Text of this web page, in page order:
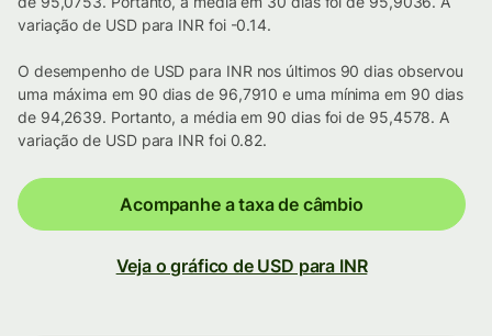
variação de USD para INR foi -0.14.
O desempenho de USD para INR nos últimos 90 dias observou
uma máxima em 90 dias de 96,7910 e uma mínima em 90 dias
de 94,2639. Portanto, a média em 90 dias foi de 95,4578. A
variação de USD para INR foi 0.82.
Acompanhe a taxa de câmbio
Veja o gráfico de USD para INR